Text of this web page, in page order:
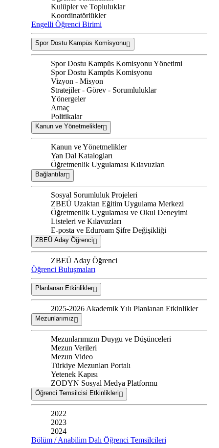
Kulüpler ve Topluluklar
Koordinatörlükler
Engelli Öğrenci Birimi
Spor Dostu Kampüs Komisyonu
Spor Dostu Kampüs Komisyonu Yönetimi
Spor Dostu Kampüs Komisyonu
Vizyon - Misyon
Stratejiler - Görev - Sorumluluklar
Yönergeler
Amaç
Politikalar
Kanun ve Yönetmelikler
Kanun ve Yönetmelikler
Yan Dal Katalogları
Öğretmenlik Uygulaması Kılavuzları
Bağlantılar
Sosyal Sorumluluk Projeleri
ZBEÜ Uzaktan Eğitim Uygulama Merkezi
Öğretmenlik Uygulaması ve Okul Deneyimi
Listeleri ve Kılavuzları
E-posta ve Eduroam Şifre Değişikliği
ZBEÜ Aday Öğrenci
ZBEÜ Aday Öğrenci
Öğrenci Buluşmaları
Planlanan Etkinlikler
2025-2026 Akademik Yılı Planlanan Etkinlikler
Mezunlarımız
Mezunlarımızın Duygu ve Düşünceleri
Mezun Verileri
Mezun Video
Türkiye Mezunları Portalı
Yetenek Kapısı
ZODYN Sosyal Medya Platformu
Öğrenci Temsilcisi Etkinlikleri
2022
2023
2024
Bölüm / Anabilim Dalı Öğrenci Temsilcileri